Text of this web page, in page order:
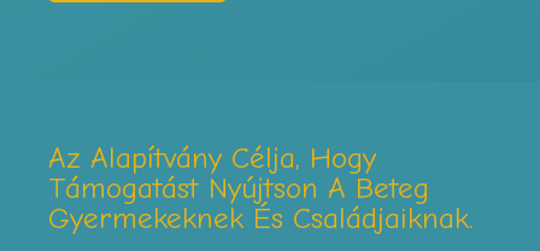
Az Alapítvány Célja, Hogy
Támogatást Nyújtson A Beteg
Gyermekeknek És Családjaiknak.